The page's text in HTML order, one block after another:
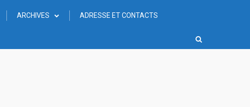
ARCHIVES ADRESSE ET CONTACTS